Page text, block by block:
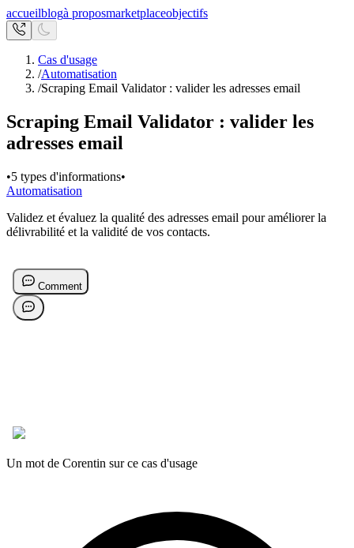
accueilblogà proposmarketplaceobjectifs
Cas d'usage
/Automatisation
/Scraping Email Validator : valider les adresses email
Scraping Email Validator : valider les
adresses email
•5 types d'informations•
Automatisation
Validez et évaluez la qualité des adresses email pour améliorer la
délivrabilité et la validité de vos contacts.
Un mot de Corentin sur ce cas d'usage